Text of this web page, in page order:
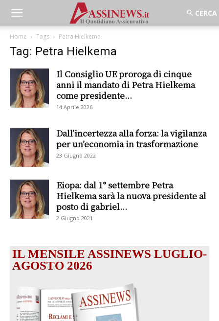
Home Tags Petra Hielkema
Tag: Petra Hielkema
Il Consiglio UE proroga di cinque
anni il mandato di Petra Hielkema
come presidente...
14 Aprile 2026
Dall’incertezza alla forza: la vigilanza
per un’economia in trasformazione
23 Giugno 2022
Eiopa: dal 1° settembre Petra
Hielkema sarà la nuova presidente al
posto di gabriel...
2 Giugno 2021
IL MENSILE ASSINEWS LUGLIO-
AGOSTO 2026